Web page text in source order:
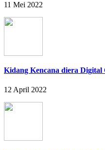
11 Mei 2022
Kidang Kencana diera Digital
12 April 2022